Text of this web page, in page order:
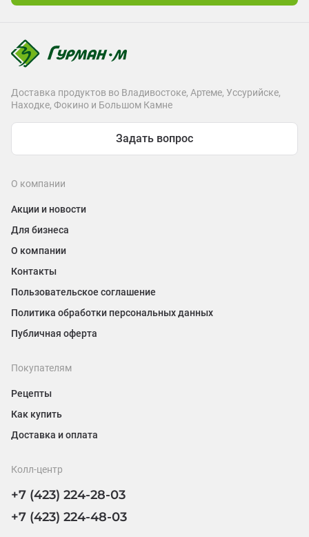
О компании
Акции и новости
Для бизнеса
О компании
Контакты
Пользовательское соглашение
Политика обработки персональных данных
Публичная оферта
Покупателям
Рецепты
Как купить
Доставка и оплата
Колл-центр
+7 (423) 224-28-03
+7 (423) 224-48-03
Доставка продуктов во Владивостоке, Артеме, Уссурийске,
Находке, Фокино и Большом Камне
Задать вопрос